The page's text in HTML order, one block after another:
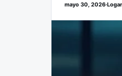
mayo 30, 2026·